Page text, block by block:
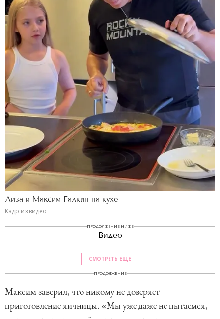
Лиза и Максим Галкин на кухе
Кадр из видео
ПРОДОЛЖЕНИЕ НИЖЕ
Видео
СМОТРЕТЬ ЕЩЕ
ПРОДОЛЖЕНИЕ
Максим заверил, что никому не доверяет
приготовление яичницы. «Мы уже даже не пытаемся,